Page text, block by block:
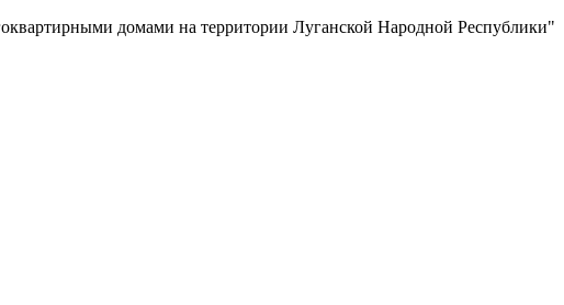
домами на территории Луганской Народной Республики"